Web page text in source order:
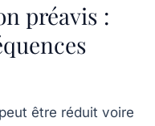
préavis :
être réduit voire